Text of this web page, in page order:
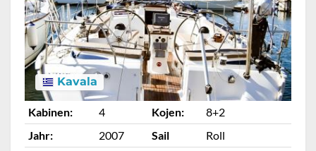
Kavala
Kabinen: 4 Kojen:
8+2
Jahr:
2007 Sail
Roll